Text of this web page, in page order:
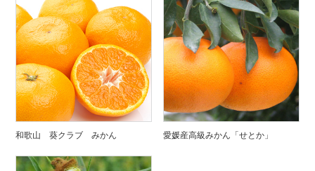
和歌山 葵クラブ みかん 愛媛産高級みかん「せとか」